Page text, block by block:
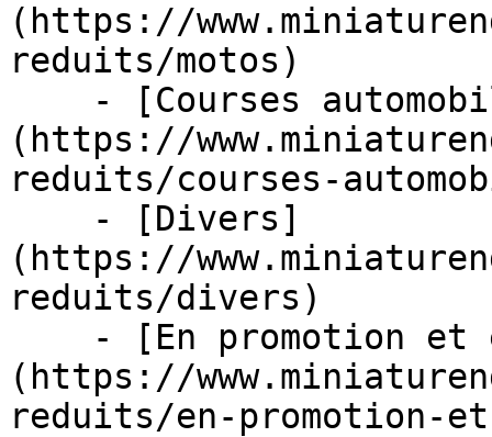
(https://
reduits/motos)
(https://
reduits/courses-
(https://
reduits/divers)
(https://
reduits/en-promotion-